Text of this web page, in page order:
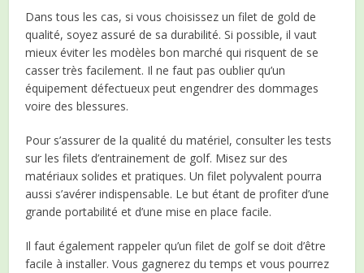
Dans tous les cas, si vous choisissez un filet de gold de
qualité, soyez assuré de sa durabilité. Si possible, il vaut
mieux éviter les modèles bon marché qui risquent de se
casser très facilement. Il ne faut pas oublier qu’un
équipement défectueux peut engendrer des dommages
voire des blessures.
Pour s’assurer de la qualité du matériel, consulter les tests
sur les filets d’entrainement de golf. Misez sur des
matériaux solides et pratiques. Un filet polyvalent pourra
aussi s’avérer indispensable. Le but étant de profiter d’une
grande portabilité et d’une mise en place facile.
Il faut également rappeler qu’un filet de golf se doit d’être
facile à installer. Vous gagnerez du temps et vous pourrez